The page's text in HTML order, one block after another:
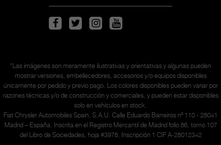
*Las imágenes son meramente ilustrativas y orientativas y algunas pueden
mostrar versiones, embellecedores, accesorios y/o equipos disponibles
únicamente por pedido y previo pago. Los colores disponibles pueden variar por
razones técnicas y/o de construcción y comerciales, y pueden estar disponibles
solo en vehículos en stock.
Fiat Chrysler Automobiles Spain, S.A.U. Calle Eduardo Barreiros nº 110 - 28041
Madrid – España. Inscrita en el Registro Mercantil de Madrid follo 86, tomo 107
del Libro de Sociedades, hoja #3978, Inscripción 1 CIF A-28012342